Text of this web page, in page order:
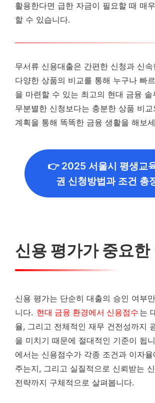
활용한다면 급한 자금이 필요할 때 매
할 수 있습니다.
무서류 신용대출은 간편한 신청과 신
다양한 상품의 비교를 통해 누구나 빠
을 마련할 수 있는 최고의 현대 금융 솔
무분별한 신청보다는 충분한 상품 비
계획을 통해 똑똑한 금융 생활을 해보
👉 2025 서울시 평생교
권 신청방법과 조건 총
신용 평가가 중요한
신용 평가는 단순히 대출의 승인 여부
니다. 현대 금융 환경에서 신용점수 는
율, 그리고 전체적인 재무 건전성까지
을 미치기 때문에 절대적인 기준이 됩
에서는 신용점수가 각종 조건과 이자
주는지, 그리고 실질적으로 신뢰받는
전략까지 구체적으로 살펴봅니다.